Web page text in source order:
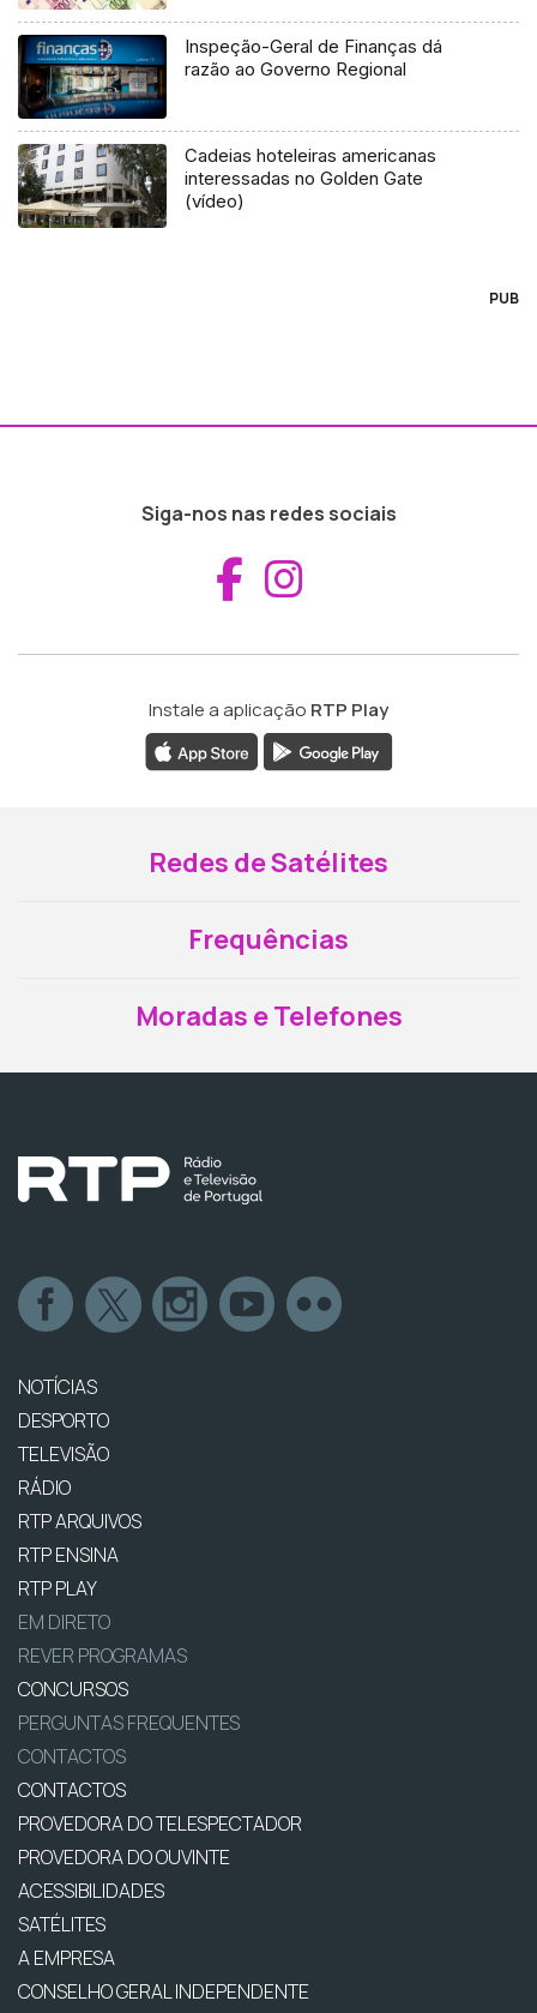
Inspeção-Geral de Finanças dá
razão ao Governo Regional
Cadeias hoteleiras americanas
interessadas no Golden Gate
(vídeo)
PUB
Siga-nos nas redes sociais
Aceder ao
Instale a aplicação RTP Play
Redes de Satélites
Frequências
Moradas e Telefones
NOTÍCIAS
DESPORTO
TELEVISÃO
RÁDIO
RTP ARQUIVOS
RTP ENSINA
RTP PLAY
EM DIRETO
REVER PROGRAMAS
CONCURSOS
PERGUNTAS FREQUENTES
CONTACTOS
CONTACTOS
PROVEDORA DO TELESPECTADOR
PROVEDORA DO OUVINTE
ACESSIBILIDADES
SATÉLITES
A EMPRESA
CONSELHO GERAL INDEPENDENTE